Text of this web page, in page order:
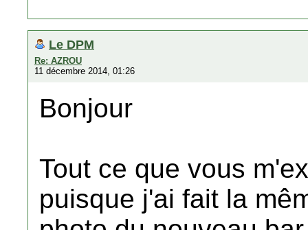
Le DPM
Re: AZROU
11 décembre 2014, 01:26
Bonjour
Tout ce que vous
puisque j'ai fait la